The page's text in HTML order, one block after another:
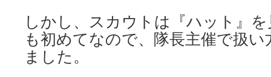
しかし、スカウトは『ハット』
も初めてなので、隊長主催で扱
ました。